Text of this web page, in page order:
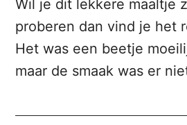
Wil je dit lekkere maaltje
proberen dan vind je het
Het was een beetje
maar de smaak was er